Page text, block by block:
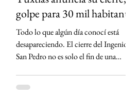
golpe para 30 mil habitantes
Todo lo que algún día conocí está
desapareciendo. El cierre del Ingenio
San Pedro no es solo el fin de una
la caña y que hoy enfrenta la